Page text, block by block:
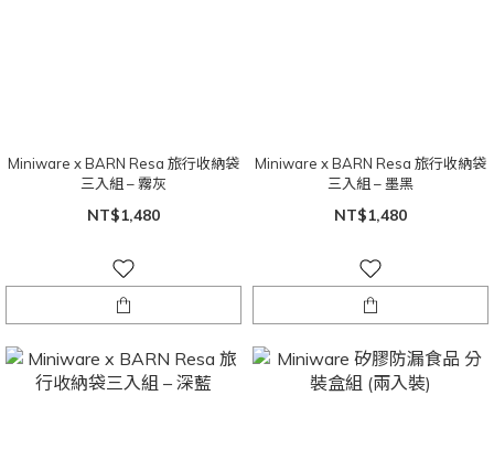
Miniware x BARN Resa 旅行收納袋
三入組 – 霧灰
NT$1,480
Miniware x BARN Resa 旅行收納袋
三入組 – 墨黑
NT$1,480